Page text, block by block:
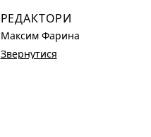
РЕДАКТОРИ
Максим Фарина
Звернутися